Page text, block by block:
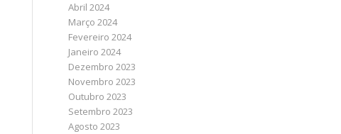
Abril 2024
Março 2024
Fevereiro 2024
Janeiro 2024
Dezembro 2023
Novembro 2023
Outubro 2023
Setembro 2023
Agosto 2023